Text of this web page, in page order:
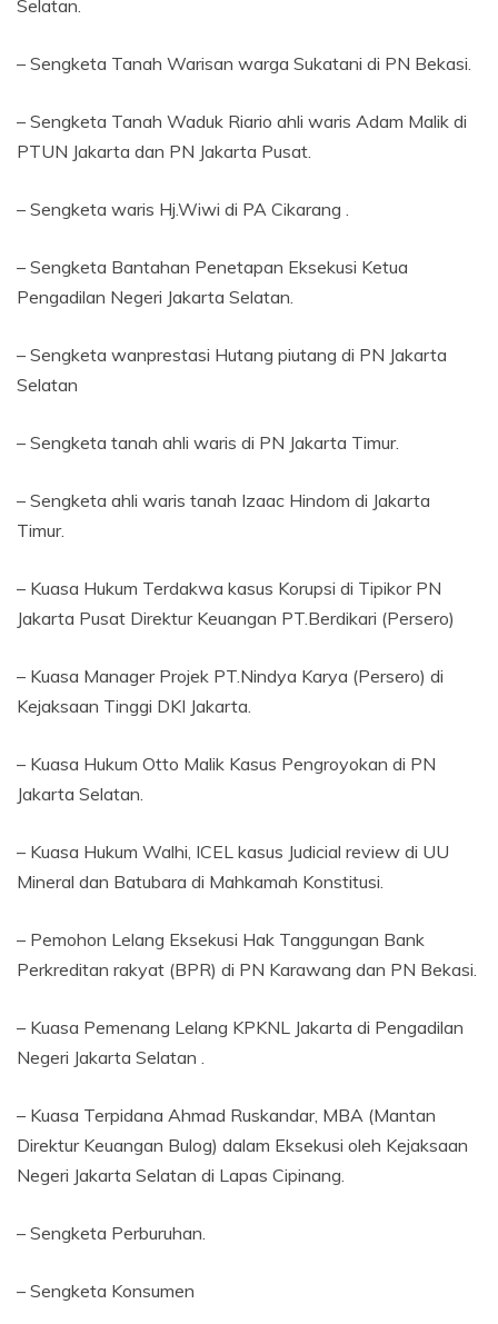
Selatan.
– Sengketa Tanah Warisan warga Sukatani di PN Bekasi.
– Sengketa Tanah Waduk Riario ahli waris Adam Malik di
PTUN Jakarta dan PN Jakarta Pusat.
– Sengketa waris Hj.Wiwi di PA Cikarang .
– Sengketa Bantahan Penetapan Eksekusi Ketua
Pengadilan Negeri Jakarta Selatan.
– Sengketa wanprestasi Hutang piutang di PN Jakarta
Selatan
– Sengketa tanah ahli waris di PN Jakarta Timur.
– Sengketa ahli waris tanah Izaac Hindom di Jakarta
Timur.
– Kuasa Hukum Terdakwa kasus Korupsi di Tipikor PN
Jakarta Pusat Direktur Keuangan PT.Berdikari (Persero)
– Kuasa Manager Projek PT.Nindya Karya (Persero) di
Kejaksaan Tinggi DKI Jakarta.
– Kuasa Hukum Otto Malik Kasus Pengroyokan di PN
Jakarta Selatan.
– Kuasa Hukum Walhi, ICEL kasus Judicial review di UU
Mineral dan Batubara di Mahkamah Konstitusi.
– Pemohon Lelang Eksekusi Hak Tanggungan Bank
Perkreditan rakyat (BPR) di PN Karawang dan PN Bekasi.
– Kuasa Pemenang Lelang KPKNL Jakarta di Pengadilan
Negeri Jakarta Selatan .
– Kuasa Terpidana Ahmad Ruskandar, MBA (Mantan
Direktur Keuangan Bulog) dalam Eksekusi oleh Kejaksaan
Negeri Jakarta Selatan di Lapas Cipinang.
– Sengketa Perburuhan.
– Sengketa Konsumen